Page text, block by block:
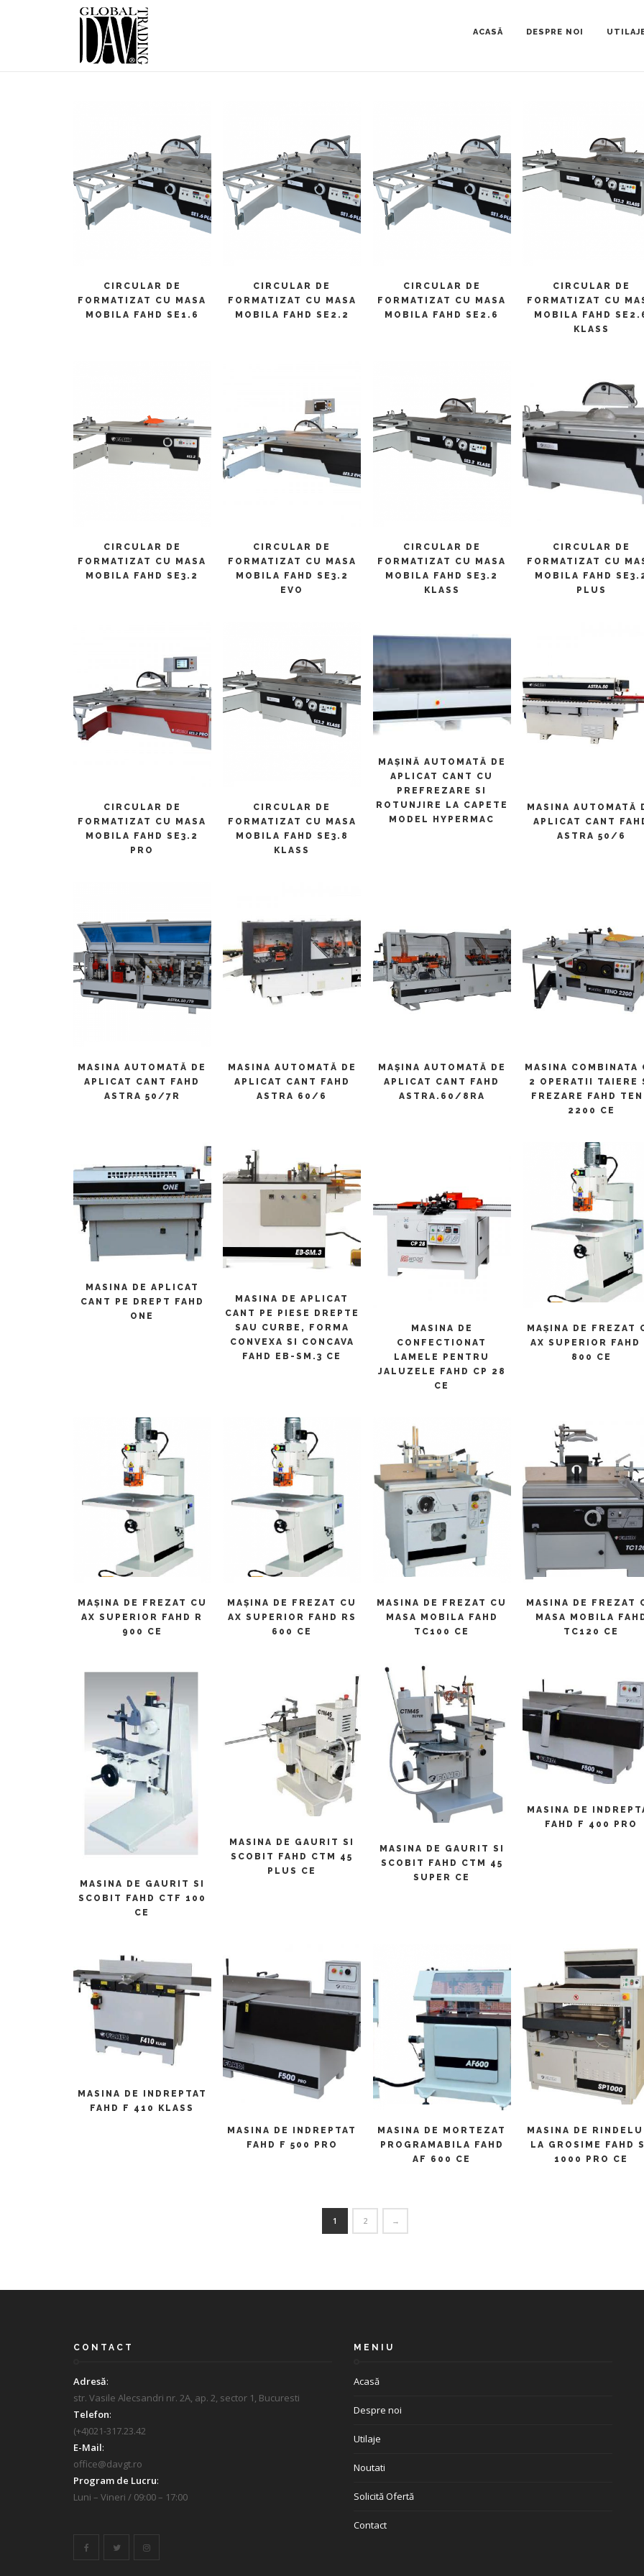
ACASĂ DESPRE NOI
CIRCULAR DE
FORMATIZAT CU MASA
MOBILA FAHD SE1.6
CIRCULAR DE
FORMATIZAT CU MASA
MOBILA FAHD SE2.2
CIRCULAR DE
FORMATIZAT CU MASA
MOBILA FAHD SE2.6
CIRCULAR DE
FORMATIZAT CU
MOBILA FAHD
KLASS
CIRCULAR DE
FORMATIZAT CU MASA
MOBILA FAHD SE3.2
CIRCULAR DE
FORMATIZAT CU MASA
MOBILA FAHD SE3.2
EVO
CIRCULAR DE
FORMATIZAT CU MASA
MOBILA FAHD SE3.2
KLASS
CIRCULAR DE
FORMATIZAT CU
MOBILA FAHD
PLUS
CIRCULAR DE
FORMATIZAT CU MASA
MOBILA FAHD SE3.2
PRO
CIRCULAR DE
FORMATIZAT CU MASA
MOBILA FAHD SE3.8
KLASS
MAȘINĂ AUTOMATĂ DE
APLICAT CANT CU
PREFREZARE SI
ROTUNJIRE LA CAPETE
MODEL HYPERMAC
MASINA AUTOMATĂ
APLICAT CANT
ASTRA 50/6
MASINA AUTOMATĂ DE
APLICAT CANT FAHD
ASTRA 50/7R
MASINA AUTOMATĂ DE
APLICAT CANT FAHD
ASTRA 60/6
MAŞINA AUTOMATĂ DE
APLICAT CANT FAHD
ASTRA.60/8RA
MASINA COMBINATA
2 OPERATII TAIERE
FREZARE FAHD
2200 CE
MASINA DE APLICAT
CANT PE DREPT FAHD
ONE
MASINA DE APLICAT
CANT PE PIESE DREPTE
SAU CURBE, FORMA
CONVEXA SI CONCAVA
FAHD EB-SM.3 CE
MASINA DE
CONFECTIONAT
LAMELE PENTRU
JALUZELE FAHD CP 28
CE
MAŞINA DE FREZAT
AX SUPERIOR FAHD
800 CE
MAŞINA DE FREZAT CU
AX SUPERIOR FAHD R
900 CE
MAŞINA DE FREZAT CU
AX SUPERIOR FAHD RS
600 CE
MASINA DE FREZAT CU
MASA MOBILA FAHD
TC100 CE
MASINA DE FREZAT
MASA MOBILA
TC120 CE
MASINA DE GAURIT SI
SCOBIT FAHD CTF 100
CE
MASINA DE GAURIT SI
SCOBIT FAHD CTM 45
PLUS CE
MASINA DE GAURIT SI
SCOBIT FAHD CTM 45
SUPER CE
MASINA DE
FAHD F 400 PRO
MASINA DE INDREPTAT
FAHD F 410 KLASS
MASINA DE INDREPTAT
FAHD F 500 PRO
MASINA DE MORTEZAT
PROGRAMABILA FAHD
AF 600 CE
MASINA DE
LA GROSIME FAHD
1000 PRO CE
1 2 →
CONTACT
Adresă:
str. Vasile Alecsandri nr. 2A, ap. 2, sector 1, Bucuresti
Telefon:
(+4)021-317.23.42
E-Mail:
office@davgt.ro
Program de Lucru:
Luni – Vineri / 09:00 – 17:00
MENIU
Acasă
Despre noi
Utilaje
Noutati
Solicită Ofertă
Contact